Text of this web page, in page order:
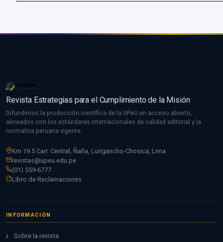
Revista Estrategias para el Cumplimiento de la Misión
Difundimos la producción científica de la UPeU en acceso abierto,
alineados con los estándares internacionales de calidad editorial y la
normativa peruana vigente.
Km 19.5 Carr. Central, Ñaña, Lurigancho-Chosica, Lima
revistas@upeu.edu.pe
(01) 559-6777
Libro de Reclamaciones
INFORMACIÓN
Sobre la revista